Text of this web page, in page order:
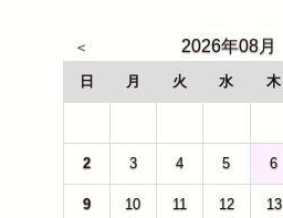
2026年08月
日 月 火 水 木
2 3 4 5 6
9 10 11 12 13